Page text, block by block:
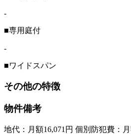
-
■専用庭付
-
■ワイドスパン
その他の特徴
物件備考
地代：月額16,071円 個別防犯費：